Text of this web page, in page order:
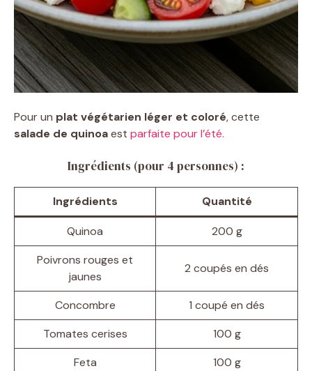
Pour un plat végétarien léger et coloré, cette
salade de quinoaest parfaite pour l’été.
Ingrédients (pour 4 personnes) :
Ingrédients Quantité
Quinoa
200 g
Poivrons rouges et
jaunes
2 coupés en dés
Concombre
1 coupé en dés
Tomates cerises
100 g
Feta
100 g